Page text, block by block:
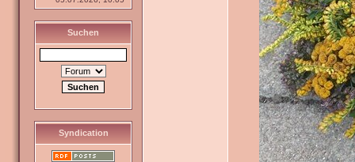
Suchen
Syndication